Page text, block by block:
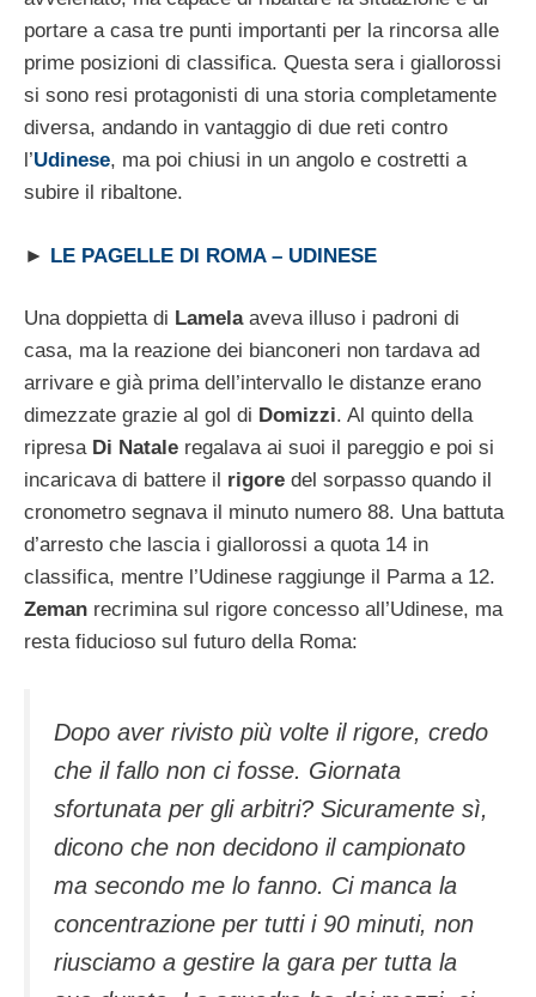
portare a casa tre punti importanti per la rincorsa alle
prime posizioni di classifica. Questa sera i giallorossi
si sono resi protagonisti di una storia completamente
diversa, andando in vantaggio di due reti contro
l’Udinese, ma poi chiusi in un angolo e costretti a
subire il ribaltone.
► LE PAGELLE DI ROMA – UDINESE
Una doppietta di Lamelaaveva illuso i padroni di
casa, ma la reazione dei bianconeri non tardava ad
arrivare e già prima dell’intervallo le distanze erano
dimezzate grazie al gol di Domizzi. Al quinto della
ripresa Di Natale regalava ai suoi il pareggio e poi si
incaricava di battere il rigore del sorpasso quando il
cronometro segnava il minuto numero 88. Una battuta
d’arresto che lascia i giallorossi a quota 14 in
classifica, mentre l’Udinese raggiunge il Parma a 12.
Zeman recrimina sul rigore concesso all’Udinese, ma
resta fiducioso sul futuro della Roma:
Dopo aver rivisto più volte il rigore, credo
che il fallo non ci fosse. Giornata
sfortunata per gli arbitri? Sicuramente sì,
dicono che non decidono il campionato
ma secondo me lo fanno. Ci manca la
concentrazione per tutti i 90 minuti, non
riusciamo a gestire la gara per tutta la